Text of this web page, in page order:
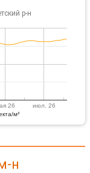
р-н
м²
26 июл. 26
н